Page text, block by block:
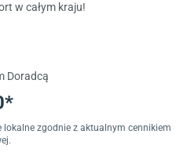
w całym kraju!
Doradcą
lokalne zgodnie z aktualnym cennikiem